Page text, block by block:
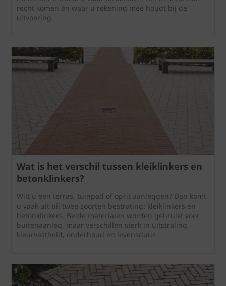
recht komen én waar u rekening mee houdt bij de
uitvoering.
Wat is het verschil tussen kleiklinkers en
betonklinkers?
Wilt u een terras, tuinpad of oprit aanleggen? Dan komt
u vaak uit bij twee soorten bestrating: kleiklinkers en
betonklinkers. Beide materialen worden gebruikt voor
buitenaanleg, maar verschillen sterk in uitstraling,
kleurvastheid, onderhoud en levensduur.